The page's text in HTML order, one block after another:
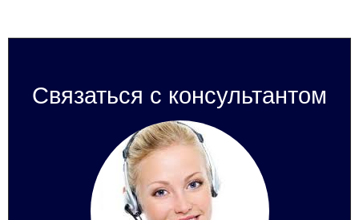
Связаться с консультантом